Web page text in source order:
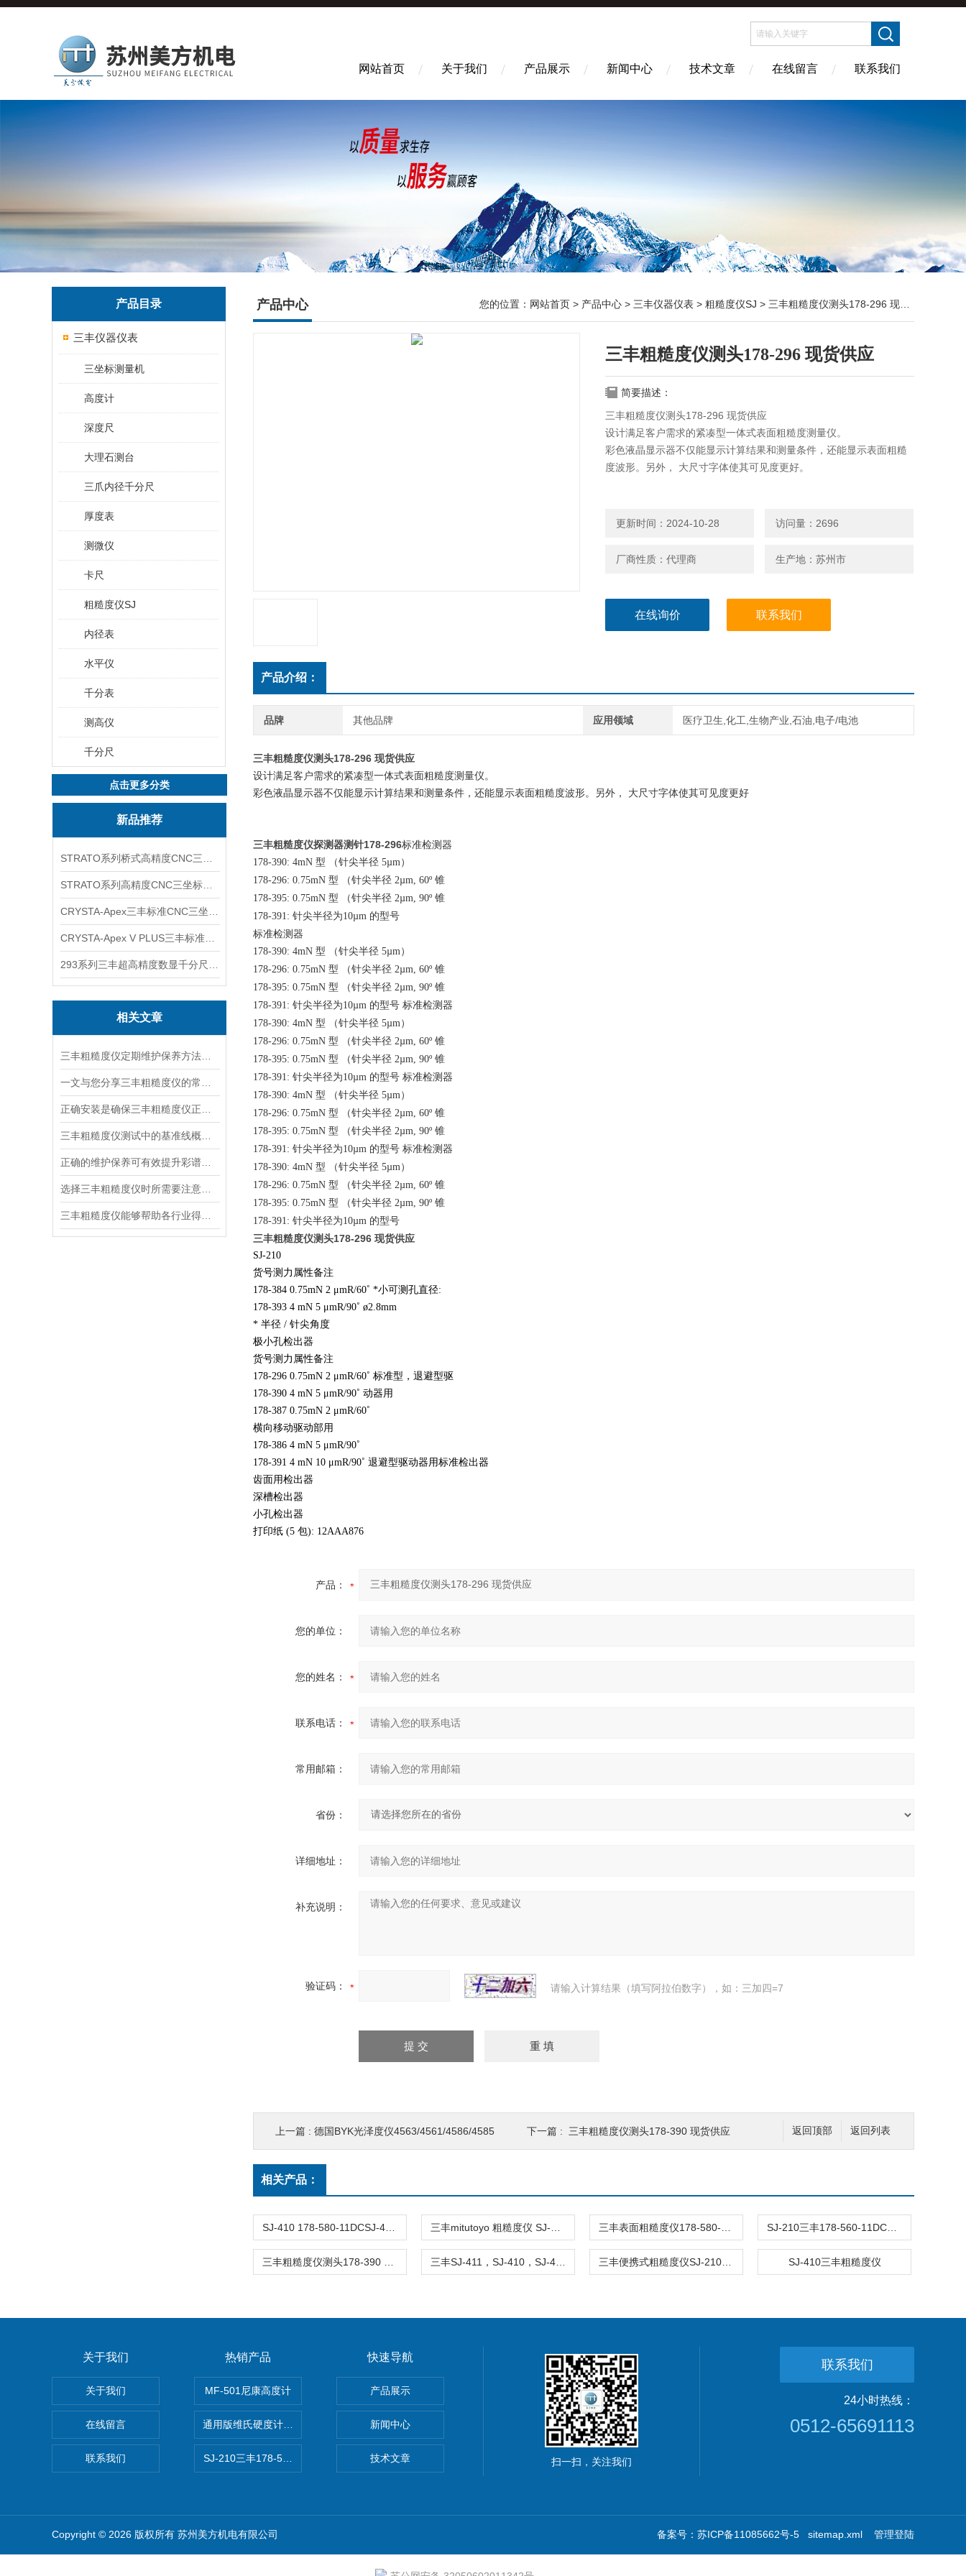
网站首页 关于我们 产品展示 新闻中心 技术文章 在线留言 联系我们
产品目录
三丰仪器仪表
三坐标测量机
高度计
深度尺
大理石测台
三爪内径千分尺
厚度表
测微仪
卡尺
粗糙度仪SJ
内径表
水平仪
千分表
测高仪
千分尺
点击更多分类
新品推荐
相关文章
产品中心 您的位置： 网站首页 > 产品中心 > 三丰仪器仪表 > 粗糙度仪SJ > 三丰粗糙度仪测头178-296 现货供应
三丰粗糙度仪测头178-296 现货供应
简要描述：
三丰粗糙度仪测头178-296 现货供应
设计满足客户需求的紧凑型一体式表面粗糙度测量仪。
彩色液晶显示器不仅能显示计算结果和测量条件，还能显示表面粗糙
度波形。另外， 大尺寸字体使其可见度更好。
更新时间：2024-10-28 访问量：2696
厂商性质：代理商 生产地：苏州市
在线询价 联系我们
产品介绍：
品牌 其他品牌 应用领域 医疗卫生,化工,生物产业,石油,电子/电池
三丰粗糙度仪测头178-296 现货供应
设计满足客户需求的紧凑型一体式表面粗糙度测量仪。
彩色液晶显示器不仅能显示计算结果和测量条件，还能显示表面粗糙度波形。另外， 大尺寸字体使其可见度更好
三丰粗糙度仪探测器测针178-296标准检测器
178-390: 4mN 型 （针尖半径 5µm）
178-296: 0.75mN 型 （针尖半径 2µm, 60º 锥
178-395: 0.75mN 型 （针尖半径 2µm, 90º 锥
178-391: 针尖半径为10µm 的型号
标准检测器
178-390: 4mN 型 （针尖半径 5µm）
178-296: 0.75mN 型 （针尖半径 2µm, 60º 锥
178-395: 0.75mN 型 （针尖半径 2µm, 90º 锥
178-391: 针尖半径为10µm 的型号 标准检测器
178-390: 4mN 型 （针尖半径 5µm）
178-296: 0.75mN 型 （针尖半径 2µm, 60º 锥
178-395: 0.75mN 型 （针尖半径 2µm, 90º 锥
178-391: 针尖半径为10µm 的型号 标准检测器
178-390: 4mN 型 （针尖半径 5µm）
178-296: 0.75mN 型 （针尖半径 2µm, 60º 锥
178-395: 0.75mN 型 （针尖半径 2µm, 90º 锥
178-391: 针尖半径为10µm 的型号 标准检测器
178-390: 4mN 型 （针尖半径 5µm）
178-296: 0.75mN 型 （针尖半径 2µm, 60º 锥
178-395: 0.75mN 型 （针尖半径 2µm, 90º 锥
178-391: 针尖半径为10µm 的型号
三丰粗糙度仪测头178-296 现货供应
SJ-210
货号测力属性备注
178-384 0.75mN 2 μmR/60˚ *小可测孔直径:
178-393 4 mN 5 μmR/90˚ ø2.8mm
* 半径 / 针尖角度
极小孔检出器
货号测力属性备注
178-296 0.75mN 2 μmR/60˚ 标准型，退避型驱
178-390 4 mN 5 μmR/90˚ 动器用
178-387 0.75mN 2 μmR/60˚
横向移动驱动部用
178-386 4 mN 5 μmR/90˚
178-391 4 mN 10 μmR/90˚ 退避型驱动器用标准检出器
齿面用检出器
深槽检出器
小孔检出器
打印纸 (5 包): 12AAA876
产品：
您的单位：
您的姓名：
联系电话：
常用邮箱：
省份：
详细地址：
补充说明：
验证码： 请输入计算结果（填写阿拉伯数字），如：三加四=7
返回列表
返回顶部
上一篇 : 德国BYK光泽度仪4563/4561/4586/4585 下一篇 : 三丰粗糙度仪测头178-390 现货供应
相关产品：
SJ-410三丰粗糙度仪
关于我们
关于我们
在线留言
联系我们
热销产品
MF-501尼康高度计
通用版维氏硬度计软件 自动测量软件
SJ-210三丰178-560-11DC粗糙度仪
快速导航
产品展示
新闻中心
技术文章 扫一扫，关注我们
联系我们
24小时热线：
0512-65691113
Copyright © 2026 版权所有 苏州美方机电有限公司 备案号：苏ICP备11085662号-5 sitemap.xml 管理登陆